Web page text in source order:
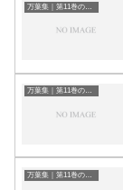
万葉集｜第11巻の和歌一覧
万葉集｜第11巻の和歌一覧
万葉集｜第11巻の和歌一覧